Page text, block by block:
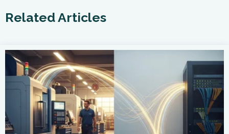
Related Articles